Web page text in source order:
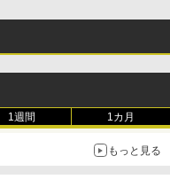
1週間 1カ月
もっと見る